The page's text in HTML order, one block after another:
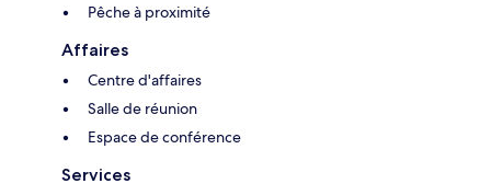
Pêche à proximité
Affaires
Centre d'affaires
Salle de réunion
Espace de conférence
Services